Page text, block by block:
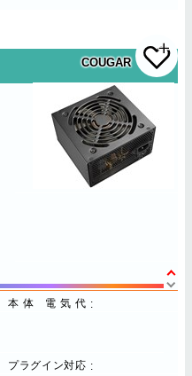
COUGAR
本体 電気代
プラグイン対応